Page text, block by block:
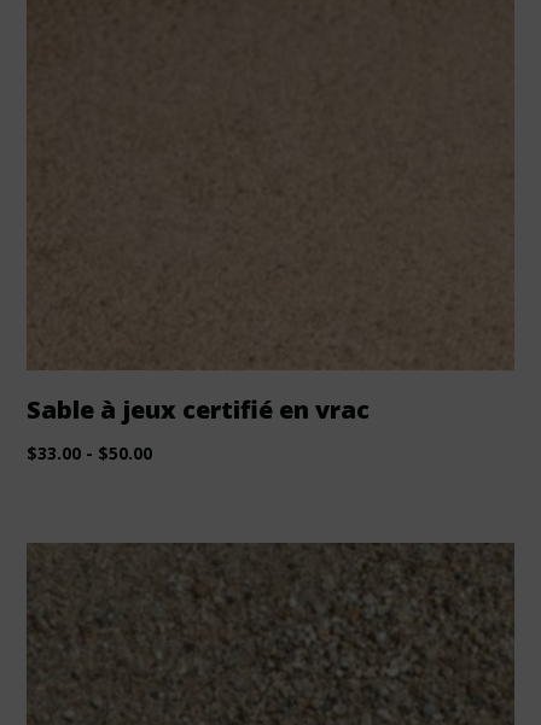
Sable à jeux certifié en vrac
$33.00 - $50.00